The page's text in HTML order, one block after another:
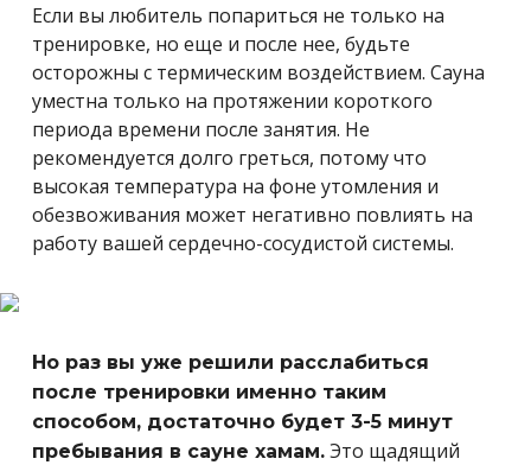
Если вы любитель попариться не только на
тренировке, но еще и после нее, будьте
осторожны с термическим воздействием. Сауна
уместна только на протяжении короткого
периода времени после занятия. Не
рекомендуется долго греться, потому что
высокая температура на фоне утомления и
обезвоживания может негативно повлиять на
работу вашей сердечно-сосудистой системы.
Но раз вы уже решили расслабиться
после тренировки именно таким
способом, достаточно будет 3-5 минут
пребывания в сауне хамам. Это щадящий